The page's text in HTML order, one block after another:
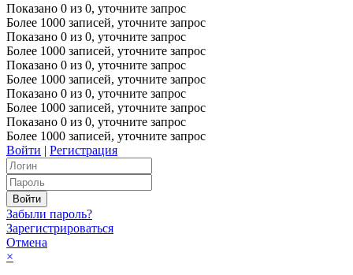
Показано 0 из 0, уточните запрос
Более 1000 записей, уточните запрос
Показано 0 из 0, уточните запрос
Более 1000 записей, уточните запрос
Показано 0 из 0, уточните запрос
Более 1000 записей, уточните запрос
Показано 0 из 0, уточните запрос
Более 1000 записей, уточните запрос
Показано 0 из 0, уточните запрос
Более 1000 записей, уточните запрос
Войти | Регистрация
Забыли пароль?
Зарегистрироваться
Отмена
×